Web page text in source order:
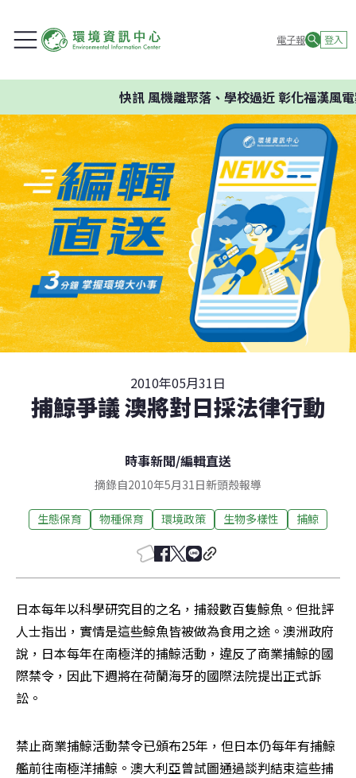
電子報 登入
快訊風機離聚落、學校過近 彰化福漢風電
2010年05月31日
捕鯨爭議 澳將對日採法律行動
時事新聞/編輯直送
摘錄自2010年5月31日新頭殼報導
生態保育 物種保育 環境政策 生物多樣性 捕鯨
日本每年以科學研究目的之名，捕殺數百隻鯨魚。但批評
人士指出，實情是這些鯨魚皆被做為食用之途。澳洲政府
說，日本每年在南極洋的捕鯨活動，違反了商業捕鯨的國
際禁令，因此下週將在荷蘭海牙的國際法院提出正式訴
訟。
禁止商業捕鯨活動禁令已頒布25年，但日本仍每年有捕鯨
艦前往南極洋捕鯨。澳大利亞曾試圖通過談判結束這些捕